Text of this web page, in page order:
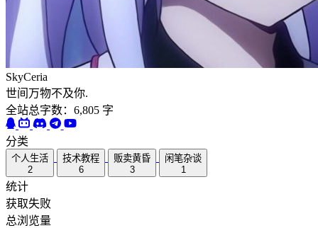
SkyCeria
世间万物不及你.
全站总字数：6,805 字
分类
个人生活
2
技术教程
6
贩卖黄昏
3
闲笔杂谈
1
统计
获取失败
总浏览量